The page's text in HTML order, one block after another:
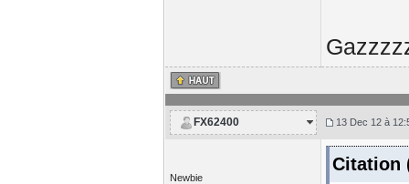
FX62400 13 Dec 12 à
Newbie
Citation